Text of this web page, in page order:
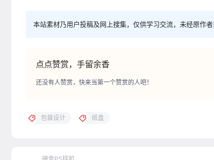
本站素材乃用户投稿及网上搜集，仅供学习交流，未经原作
点点赞赏，手留余香
还没有人赞赏，快来当第一个赞赏的人吧！
包装设计 纸盒